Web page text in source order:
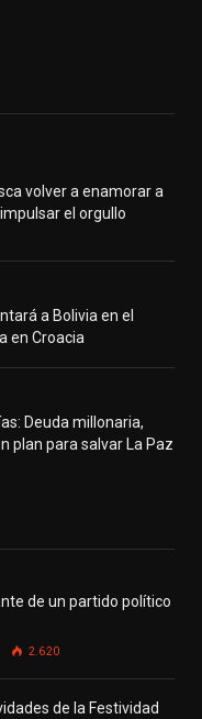
volver a enamorar a
el orgullo
a Bolivia en el
en Croacia
Deuda millonaria,
plan para salvar La Paz
de un partido político
2.620
de la Festividad